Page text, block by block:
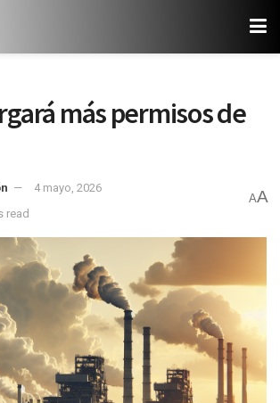
más permisos de
4 mayo, 2026
read
AA